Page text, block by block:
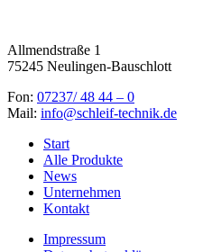
Allmendstraße 1
75245 Neulingen-Bauschlott
Fon: 07237/ 48 44 – 0
Mail: info@schleif-technik.de
Start
Alle Produkte
News
Unternehmen
Kontakt
Impressum